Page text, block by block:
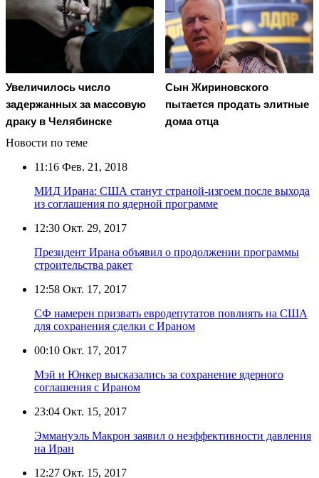
Увеличилось число
задержанных за массовую
драку в Челябинске
Сын Жириновского
пытается продать элитные
дома отца
Новости по теме
11:16 Фев. 21, 2018
МИД Ирана: США станут страной-изгоем после выхода
из соглашения по ядерной программе
12:30 Окт. 29, 2017
Президент Ирана объявил о продолжении программы
строительства ракет
12:58 Окт. 17, 2017
СФ намерен призвать евродепутатов повлиять на США
для сохранения сделки с Ираном
00:10 Окт. 17, 2017
Мэй и Юнкер высказались за сохранение ядерного
соглашения с Ираном
23:04 Окт. 15, 2017
Эммануэль Макрон заявил о неэффективности давления
на Иран
12:27 Окт. 15, 2017